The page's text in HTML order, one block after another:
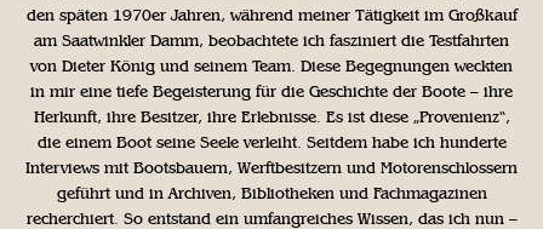
den späten 1970er Jahren, während meiner Tätigkeit im Großkauf
am Saatwinkler Damm, beobachtete ich fasziniert die Testfahrten
von Dieter König und seinem Team. Diese Begegnungen weckten
in mir eine tiefe Begeisterung für die Geschichte der Boote – ihre
Herkunft, ihre Besitzer, ihre Erlebnisse. Es ist diese „Provenienz“,
die einem Boot seine Seele verleiht. Seitdem habe ich hunderte
Interviews mit Bootsbauern, Werftbesitzern und Motorenschlossern
geführt und in Archiven, Bibliotheken und Fachmagazinen
recherchiert. So entstand ein umfangreiches Wissen, das ich nun –